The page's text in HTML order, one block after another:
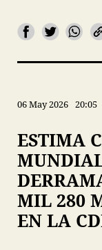
06 May 2026 20:05
ESTIMA
MIL 280
EN LA